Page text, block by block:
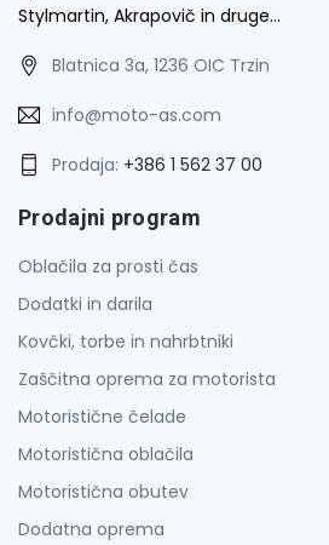
Stylmartin, Akrapovič in druge…
Blatnica 3a, 1236 OIC Trzin
info@moto-as.com
Prodaja: +386 1 562 37 00
Prodajni program
Oblačila za prosti čas
Dodatki in darila
Kovčki, torbe in nahrbtniki
Zaščitna oprema za motorista
Motoristične čelade
Motoristična oblačila
Motoristična obutev
Dodatna oprema